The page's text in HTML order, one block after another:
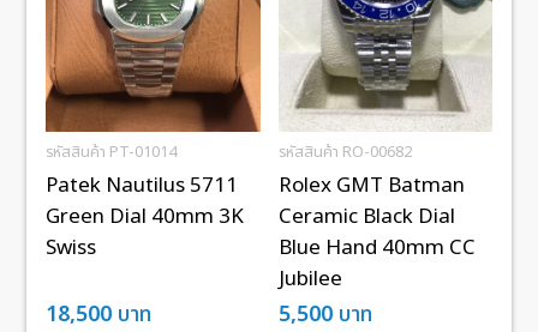
รหัสสินค้า PT-01014
Patek Nautilus 5711
Green Dial 40mm 3K
Swiss
18,500 บาท
รหัสสินค้า RO-00682
Rolex GMT Batman
Ceramic Black Dial
Blue Hand 40mm CC
Jubilee
5,500 บาท